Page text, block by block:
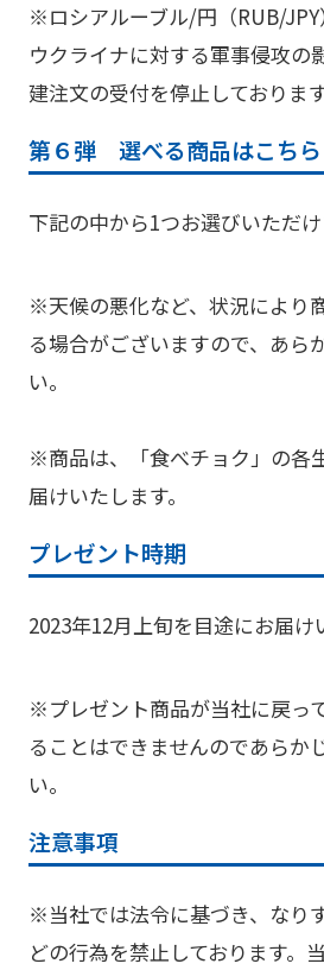
※ロシアルーブル/円（RUB/
ウクライナに対する軍事侵攻の
建注文の受付を停止しております
第６弾 選べる商品はこちら
下記の中から1つお選びいただけ
※天候の悪化など、状況により
る場合がございますので、あら
い。
※商品は、「食べチョク」の各
届けいたします。
プレゼント時期
2023年12月上旬を目途にお届け
※プレゼント商品が当社に戻っ
ることはできませんのであらか
い。
注意事項
※当社では法令に基づき、なり
どの行為を禁止しております。